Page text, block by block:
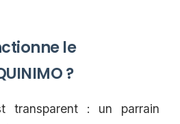
le
?
transparent : un parrain